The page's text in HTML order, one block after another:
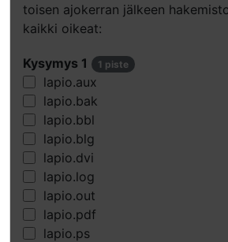
toisen ajokerran jälkeen
kaikki oikeat:
Kysymys 1 1 piste
lapio.aux
lapio.bak
lapio.bbl
lapio.blg
lapio.dvi
lapio.log
lapio.out
lapio.pdf
lapio.ps